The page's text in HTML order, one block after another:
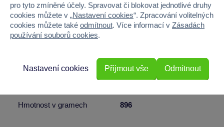
Materiál PLAST
Šířka
Hmotnost v gramech 896
pro tyto zmíněné účely. Spravovat či blokovat jednotlivé druhy
cookies můžete v „Nastavení cookies“. Zpracování volitelných
cookies můžete také odmítnout. Více informací v Zásadách
používání souborů cookies.
Odmítnout
Nastavení cookies Přijmout vše